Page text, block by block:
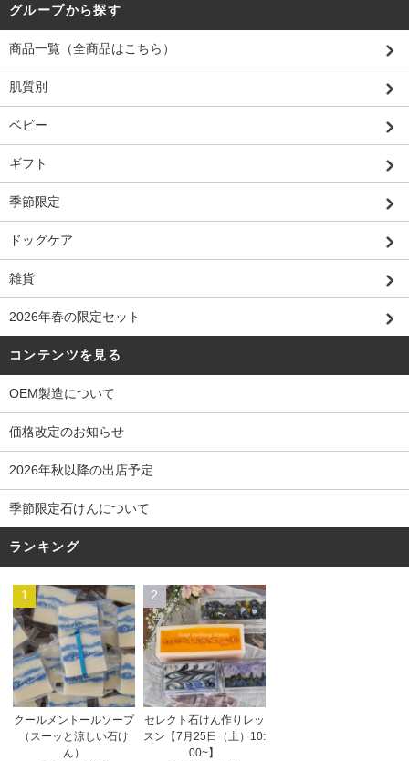
グループから探す
商品一覧（全商品はこちら）
肌質別
ベビー
ギフト
季節限定
ドッグケア
雑貨
2026年春の限定セット
コンテンツを見る
OEM製造について
価格改定のお知らせ
2026年秋以降の出店予定
季節限定石けんについて
ランキング
1
クールメントールソープ
（スーッと涼しい石け
ん）
2
セレクト石けん作りレッ
スン【7月25日（土）10:
00~】